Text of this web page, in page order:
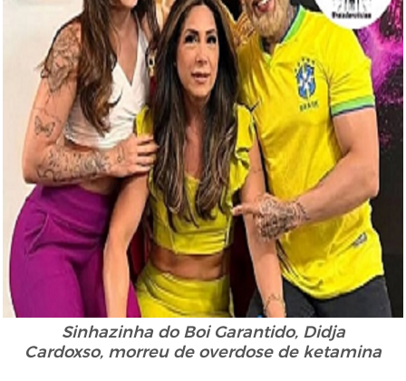
Sinhazinha do Boi Garantido, Didja
Cardoxso, morreu de overdose de ketamina